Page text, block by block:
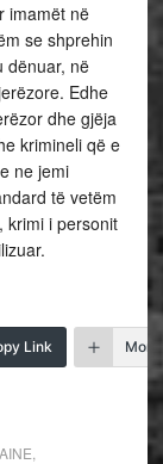
imamët në
se shprehin
dënuar, në
Edhe
dhe gjëja
krimineli që e
ne jemi
të vetëm
krimi i personit
Link More